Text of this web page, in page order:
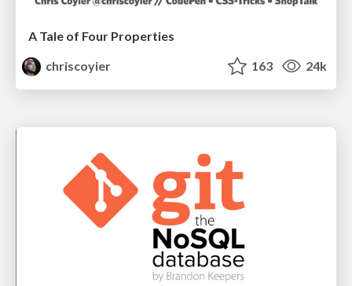
A Tale of Four Properties
chriscoyier
163 24k